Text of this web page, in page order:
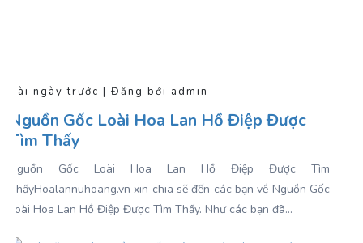
Vài ngày trước | Đăng bởi admin
Nguồn Gốc Loài Hoa Lan Hồ Điệp Được
Tìm Thấy
Nguồn Gốc Loài Hoa Lan Hồ Điệp Được Tìm
ThấyHoalannuhoang.vn xin chia sẽ đến các bạn về Nguồn Gốc
Loài Hoa Lan Hồ Điệp Được Tìm Thấy. Như các bạn đã...